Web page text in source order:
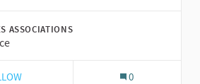
ASSOCIATIONS
0